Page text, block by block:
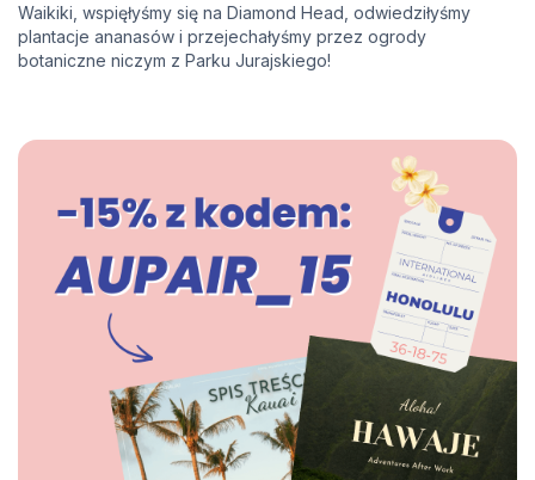
Waikiki, wspięłyśmy się na Diamond Head, odwiedziłyśmy
plantacje ananasów i przejechałyśmy przez ogrody
botaniczne niczym z Parku Jurajskiego!